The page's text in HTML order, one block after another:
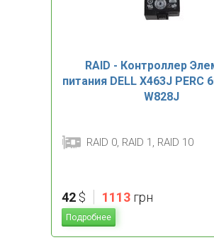
RAID - Контроллер
питания DELL X463J PERC
W828J
RAID 0, RAID 1, RAID 10
42 $ | 1113 грн
Подробнее